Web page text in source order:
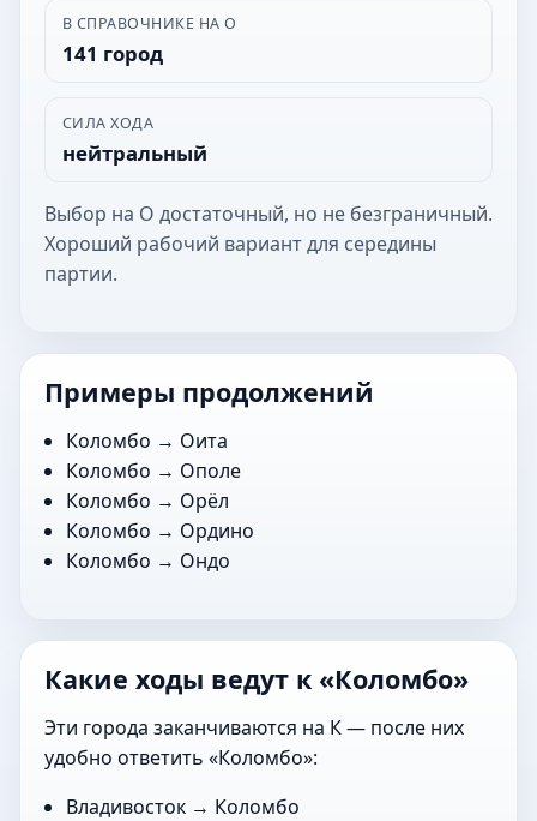
В СПРАВОЧНИКЕ НА О
141 город
СИЛА ХОДА
нейтральный
Выбор на О достаточный, но не безграничный.
Хороший рабочий вариант для середины
партии.
Примеры продолжений
Коломбо → Оита
Коломбо → Ополе
Коломбо → Орёл
Коломбо → Ордино
Коломбо → Ондо
Какие ходы ведут к «Коломбо»
Эти города заканчиваются на К — после них
удобно ответить «Коломбо»:
Владивосток → Коломбо